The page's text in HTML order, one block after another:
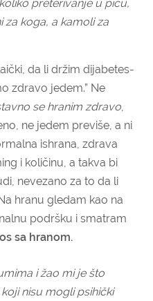
preterivanje u piću,
za koga, a kamoli za
da li držim dijabetes-
zdravo jedem.” Ne
se hranim zdravo,
ne jedem previše, a ni
ishrana, zdrava
i količinu, a takva bi
nevezano za to da li
hranu gledam kao na
podršku i smatram
sa hranom.
i žao mi je što
nisu mogli psihički